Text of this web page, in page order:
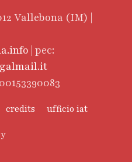
Vallebona (IM) |
| pec:
credits ufficio iat